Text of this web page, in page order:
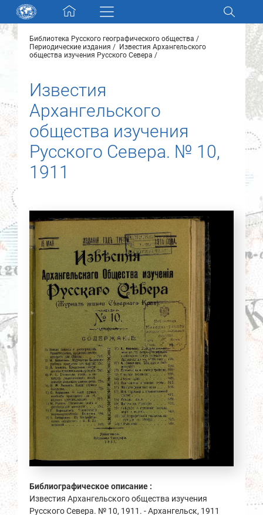
Skip navigation
Разделы и коллекции
Новости
О нас
Контакты
Партнеры
Найти
Библиотека Русского географического общества
Периодические издания
Известия Архангельского
общества изучения Русского Севера
Известия
Архангельского
общества изучения
Русского Севера. № 10,
1911
Библиографическое описание :
Известия Архангельского общества изучения
Русского Севера. № 10, 1911. - Архангельск, 1911